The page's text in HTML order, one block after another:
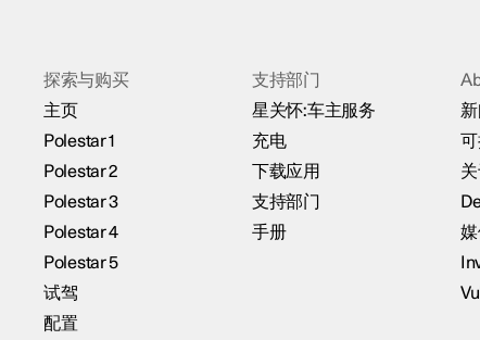
探索与购买
主页
Polestar 1
Polestar 2
Polestar 3
Polestar 4
Polestar 5
试驾
配置
支持部门
星关怀:车主服务
充电
下载应用
支持部门
手册
新